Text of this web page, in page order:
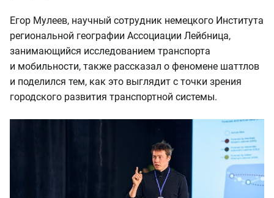
Егор Мулеев, научный сотрудник немецкого Института
региональной географии Ассоциации Лейбница,
занимающийся исследованием транспорта
и мобильности, также рассказал о феномене шаттлов
и поделился тем, как это выглядит с точки зрения
городского развития транспортной системы.